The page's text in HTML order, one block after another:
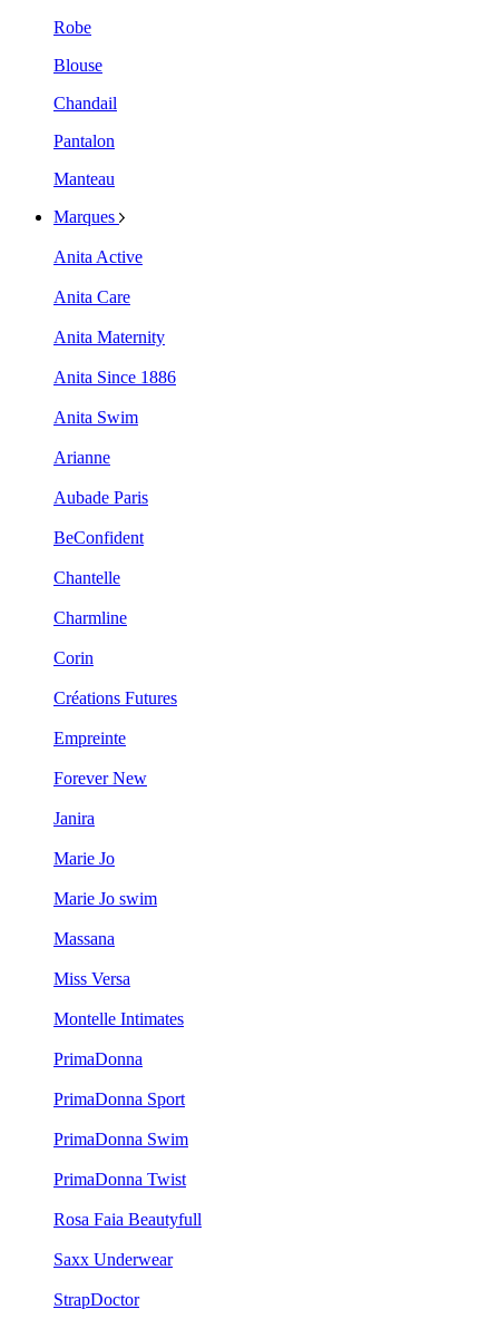
Robe
Blouse
Chandail
Pantalon
Manteau
Marques
Anita Active
Anita Care
Anita Maternity
Anita Since 1886
Anita Swim
Arianne
Aubade Paris
BeConfident
Chantelle
Charmline
Corin
Créations Futures
Empreinte
Forever New
Janira
Marie Jo
Marie Jo swim
Massana
Miss Versa
Montelle Intimates
PrimaDonna
PrimaDonna Sport
PrimaDonna Swim
PrimaDonna Twist
Rosa Faia Beautyfull
Saxx Underwear
StrapDoctor